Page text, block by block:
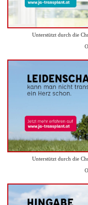
Unterstützt durch die
Unterstützt durch die